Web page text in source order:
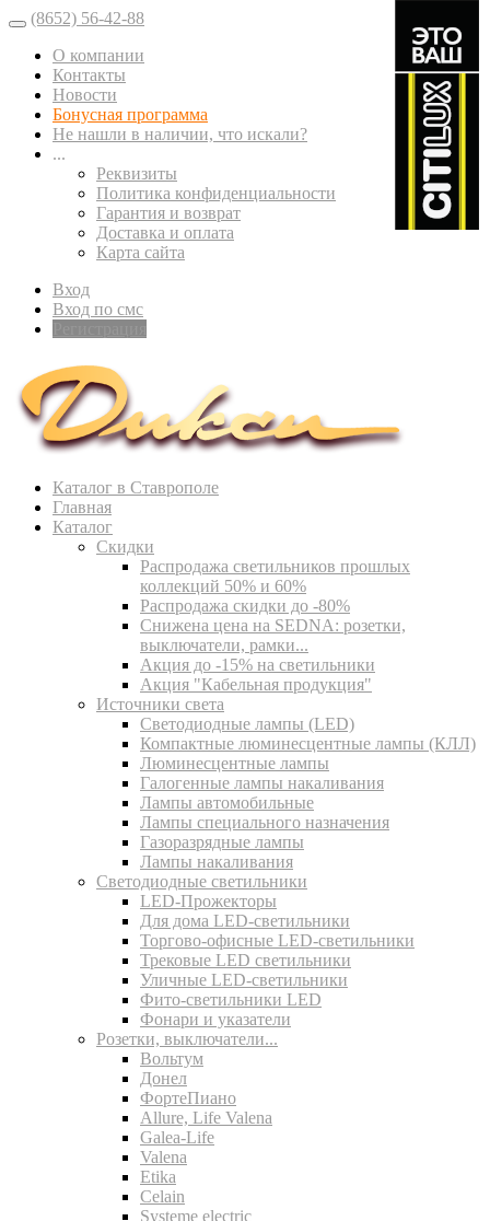
(8652) 56-42-88
О компании
Контакты
Новости
Бонусная программа
Не нашли в наличии, что искали?
...
Реквизиты
Политика конфиденциальности
Гарантия и возврат
Доставка и оплата
Карта сайта
Вход
Вход по смс
Каталог в Ставрополе
Главная
Каталог
Скидки
Распродажа светильников прошлых
коллекций 50% и 60%
Распродажа скидки до -80%
Cнижена цена на SEDNA: розетки,
выключатели, рамки...
Акция до -15% на светильники
Акция "Кабельная продукция"
Источники света
Светодиодные лампы (LED)
Компактные люминесцентные лампы (КЛЛ)
Люминесцентные лампы
Галогенные лампы накаливания
Лампы автомобильные
Лампы специального назначения
Газоразрядные лампы
Лампы накаливания
Светодиодные светильники
LED-Прожекторы
Для дома LED-светильники
Торгово-офисные LED-светильники
Трековые LED светильники
Уличные LED-светильники
Фито-светильники LED
Фонари и указатели
Розетки, выключатели...
Вольтум
Донел
ФортеПиано
Allure, Life Valena
Galea-Life
Valena
Etika
Celain
Systeme electric